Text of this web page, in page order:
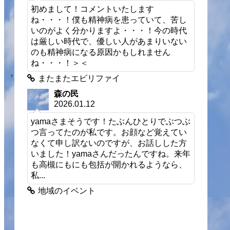
初めまして！コメントいたします
ね・・・！僕も精神病を患っていて、苦し
いのがよく分かりますよ・・・！今の時代
は厳しい時代で、優しい人があまりいない
のも精神病になる原因かもしれません
ね・・・！＞＜
またまたエビリファイ
森の民
2026.01.12
yamaさまそうです！たぶんひとりでぶつぶ
つ言ってたのが私です。お顔など覚えてい
なくて申し訳ないのですが、お話しした方
いました！yamaさんだったんですね。来年
も高槻にもにも包括が開かれるようなら、
私...
地域のイベント